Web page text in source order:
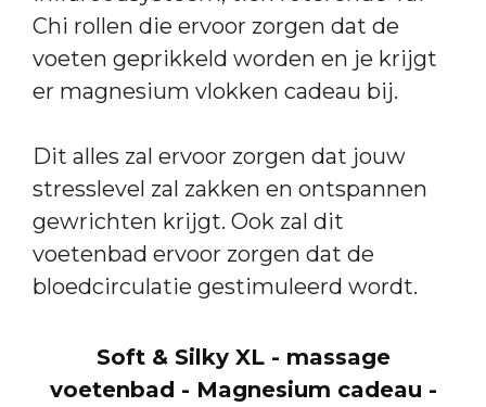
Chi rollen die ervoor zorgen dat de
voeten geprikkeld worden en je krijgt
er magnesium vlokken cadeau bij.
Dit alles zal ervoor zorgen dat jouw
stresslevel zal zakken en ontspannen
gewrichten krijgt. Ook zal dit
voetenbad ervoor zorgen dat de
bloedcirculatie gestimuleerd wordt.
Soft & Silky XL - massage
voetenbad - Magnesium cadeau -